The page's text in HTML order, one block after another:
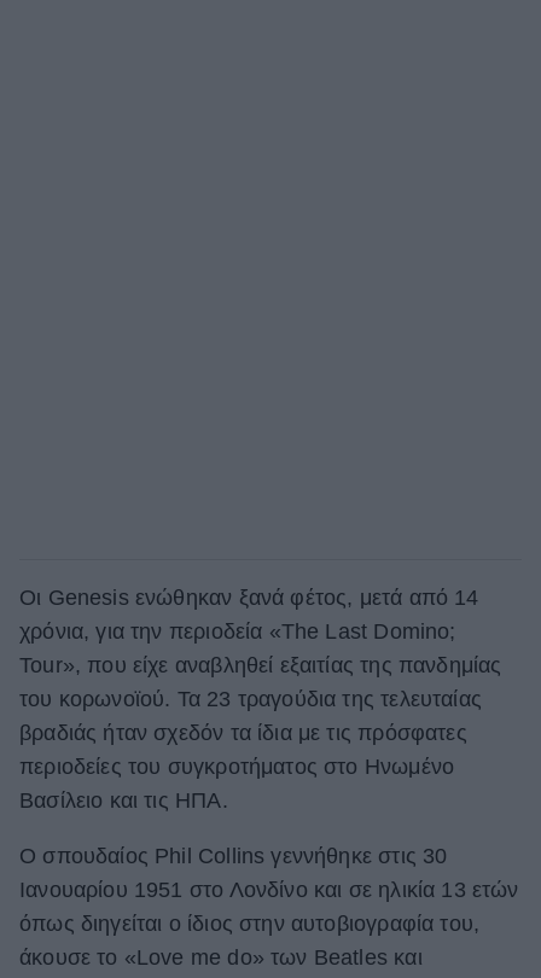
Οι Genesis ενώθηκαν ξανά φέτος, μετά από 14
χρόνια, για την περιοδεία «The Last Domino;
Tour», που είχε αναβληθεί εξαιτίας της πανδημίας
του κορωνοϊού. Τα 23 τραγούδια της τελευταίας
βραδιάς ήταν σχεδόν τα ίδια με τις πρόσφατες
περιοδείες του συγκροτήματος στο Ηνωμένο
Βασίλειο και τις ΗΠΑ.
Ο σπουδαίος Phil Collins γεννήθηκε στις 30
Ιανουαρίου 1951 στο Λονδίνο και σε ηλικία 13 ετών
όπως διηγείται ο ίδιος στην αυτοβιογραφία του,
άκουσε το «Love me do» των Beatles και